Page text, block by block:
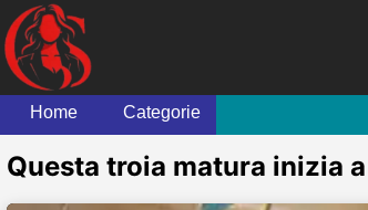
Home Categorie
Questa troia matura inizia